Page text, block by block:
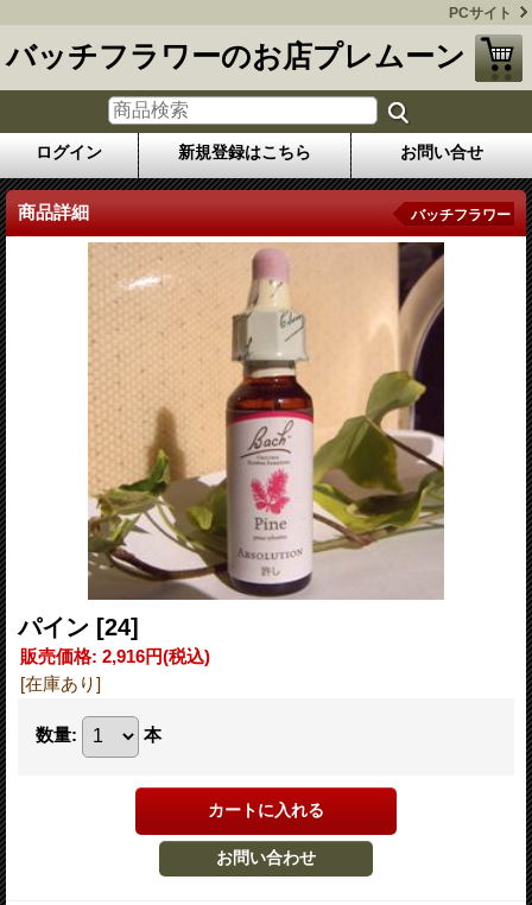
PCサイト
バッチフラワーのお店プレムーン
ログイン 新規登録はこちら お問い合せ
商品詳細 バッチフラワー
パイン [24]
販売価格: 2,916円(税込)
[在庫あり]
数量: 本